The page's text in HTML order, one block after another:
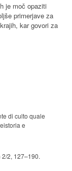
je moč opaziti
primerjave za
kar govori za
di culto quale
e
2, 127–190.